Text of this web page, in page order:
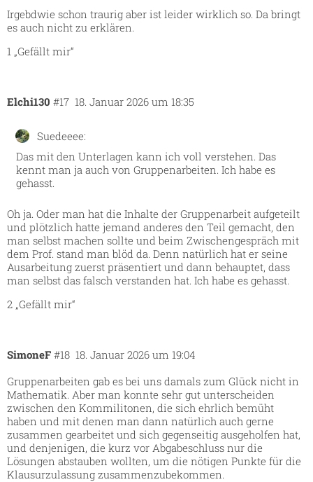
Irgebdwie schon traurig aber ist leider wirklich so. Da bringt
es auch nicht zu erklären.
1 „Gefällt mir“
Elchi130 18. Januar 2026 um 18:35
#17
Suedeeee:
Das mit den Unterlagen kann ich voll verstehen. Das
kennt man ja auch von Gruppenarbeiten. Ich habe es
gehasst.
Oh ja. Oder man hat die Inhalte der Gruppenarbeit aufgeteilt
und plötzlich hatte jemand anderes den Teil gemacht, den
man selbst machen sollte und beim Zwischengespräch mit
dem Prof. stand man blöd da. Denn natürlich hat er seine
Ausarbeitung zuerst präsentiert und dann behauptet, dass
man selbst das falsch verstanden hat. Ich habe es gehasst.
2 „Gefällt mir“
SimoneF 18. Januar 2026 um 19:04
#18
Gruppenarbeiten gab es bei uns damals zum Glück nicht in
Mathematik. Aber man konnte sehr gut unterscheiden
zwischen den Kommilitonen, die sich ehrlich bemüht
haben und mit denen man dann natürlich auch gerne
zusammen gearbeitet und sich gegenseitig ausgeholfen hat,
und denjenigen, die kurz vor Abgabeschluss nur die
Lösungen abstauben wollten, um die nötigen Punkte für die
Klausurzulassung zusammenzubekommen.